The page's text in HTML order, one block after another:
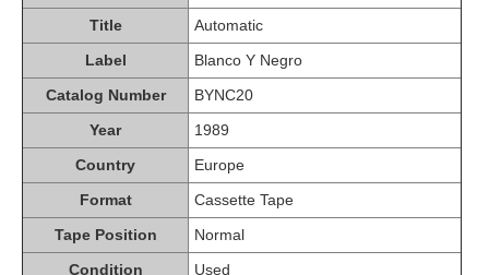
Title
Automatic
Label
Blanco Y Negro
Catalog Number
BYNC20
Year
1989
Country
Europe
Format
Cassette Tape
Tape Position
Normal
Condition
Used